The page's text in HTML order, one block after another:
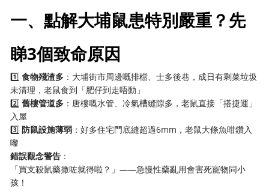
一、點解大埔鼠患特別嚴重？先
睇3個致命原因
1️⃣食物殘渣多 ：大埔街市周邊嘅排檔、士多後巷，成日有剩菜垃圾
未清理，老鼠食到「肥仔到走唔動」
2️⃣舊樓管道多 ：唐樓嘅水管、冷氣槽縫隙多，老鼠直接「搭捷運」
入屋
3️⃣防鼠設施薄弱 ：好多住宅門底縫超過6mm，老鼠大條魚咁鑽入
嚟
錯誤觀念警告 ：
「買支殺鼠藥撒咗就得啦？」——急慢性藥亂用會害死寵物同小
孩！